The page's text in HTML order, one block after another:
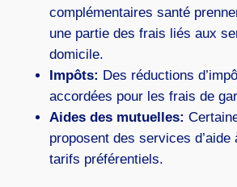
complémentaires santé
une partie des frais liés aux
domicile.
Impôts: Des réductions
accordées pour les frais de
Aides des mutuelles:
proposent des services d’aide
tarifs préférentiels.